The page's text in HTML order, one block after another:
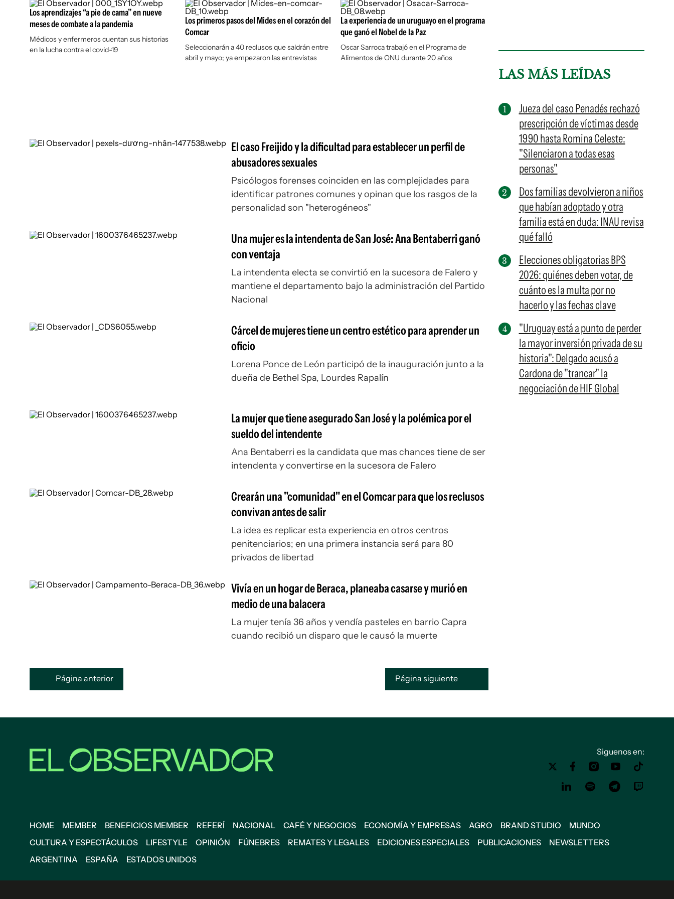
Los aprendizajes “a pie de cama” en nueve
meses de combate a la pandemia
Médicos y enfermeros cuentan sus historias
en la lucha contra el covid-19
Los primeros pasos del Mides en el corazón del
Comcar
Seleccionarán a 40 reclusos que saldrán entre
abril y mayo; ya empezaron las entrevistas
La experiencia de un uruguayo en el programa
que ganó el Nobel de la Paz
Oscar Sarroca trabajó en el Programa de
Alimentos de ONU durante 20 años
El caso Freijido y la dificultad para establecer un perfil de
abusadores sexuales
Psicólogos forenses coinciden en las complejidades para
identificar patrones comunes y opinan que los rasgos de la
personalidad son "heterogéneos"
Una mujer es la intendenta de San José: Ana Bentaberri ganó
con ventaja
La intendenta electa se convirtió en la sucesora de Falero y
mantiene el departamento bajo la administración del Partido
Nacional
Cárcel de mujeres tiene un centro estético para aprender un
oficio
Lorena Ponce de León participó de la inauguración junto a la
dueña de Bethel Spa, Lourdes Rapalín
La mujer que tiene asegurado San José y la polémica por el
sueldo del intendente
Ana Bentaberri es la candidata que mas chances tiene de ser
intendenta y convertirse en la sucesora de Falero
Crearán una "comunidad" en el Comcar para que los reclusos
convivan antes de salir
La idea es replicar esta experiencia en otros centros
penitenciarios; en una primera instancia será para 80
privados de libertad
Vivía en un hogar de Beraca, planeaba casarse y murió en
medio de una balacera
La mujer tenía 36 años y vendía pasteles en barrio Capra
cuando recibió un disparo que le causó la muerte
Página anterior Página siguiente
LAS MÁS LEÍDAS
Jueza del caso Penadés rechazó
prescripción de víctimas desde
1990 hasta Romina Celeste:
"Silenciaron a todas esas
personas"
Dos familias devolvieron a niños
que habían adoptado y otra
familia está en duda: INAU revisa
qué falló
Elecciones obligatorias BPS
2026: quiénes deben votar, de
cuánto es la multa por no
hacerlo y las fechas clave
"Uruguay está a punto de perder
la mayor inversión privada de su
historia": Delgado acusó a
Cardona de "trancar" la
negociación de HIF Global
Siguenos en:
HOME MEMBER BENEFICIOS MEMBER REFERÍ NACIONAL CAFÉ Y NEGOCIOS ECONOMÍA Y EMPRESAS AGRO BRAND STUDIO
MUNDO
CULTURA Y ESPECTÁCULOS
LIFESTYLE OPINIÓN FÚNEBRES REMATES Y LEGALES EDICIONES ESPECIALES PUBLICACIONES
NEWSLETTERS
ARGENTINA
ESPAÑA ESTADOS UNIDOS